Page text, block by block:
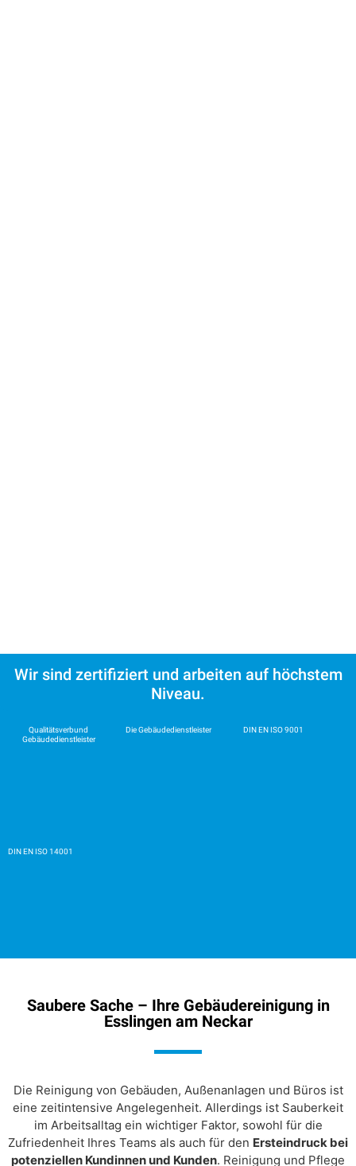
Wir sind zertifiziert und arbeiten auf höchstem
Niveau.
Qualitätsverbund
Gebäudedienstleister
Die Gebäudedienstleister DIN EN ISO 9001
DIN EN ISO 14001
Saubere Sache – Ihre Gebäudereinigung in
Esslingen am Neckar
Die Reinigung von Gebäuden, Außenanlagen und Büros ist
eine zeitintensive Angelegenheit. Allerdings ist Sauberkeit
im Arbeitsalltag ein wichtiger Faktor, sowohl für die
Zufriedenheit Ihres Teams als auch für den Ersteindruck bei
potenziellen Kundinnen und Kunden. Reinigung und Pflege